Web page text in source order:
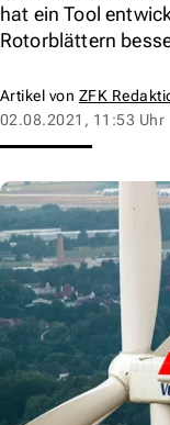
hat ein Tool
Rotorblättern
Artikel von ZFK
02.08.2021, 11:53 Uhr